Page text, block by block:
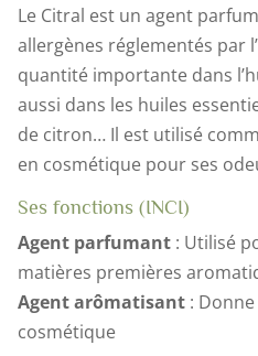
Le Citral est un agent
allergènes réglementés par
quantité importante dans
aussi dans les huiles
de citron… Il est utilisé
en cosmétique pour ses
Ses fonctions (INCI)
Agent parfumant: Utilisé
matières premières
Agent arômatisant:
cosmétique